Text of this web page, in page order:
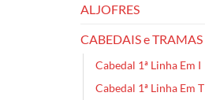
ALJOFRES
CABEDAIS e TRAMAS
Cabedal 1ª Linha Em I
Cabedal 1ª Linha Em T